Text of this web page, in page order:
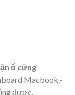
ổ cứng
Macbook.-
được.